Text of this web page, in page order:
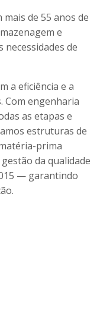
de 55 anos de
e
de
a eficiência e a
Com engenharia
as etapas e
estruturas de
prima
da qualidade
— garantindo